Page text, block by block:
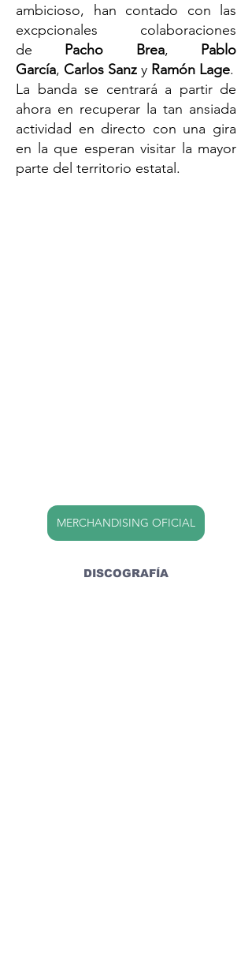
ambicioso, han contado con las
excpcionales colaboraciones
de Pacho Brea, Pablo
García, Carlos Sanz y Ramón Lage.
La banda se centrará a partir de
ahora en recuperar la tan ansiada
actividad en directo con una gira
en la que esperan visitar la mayor
parte del territorio estatal.
MERCHANDISING OFICIAL
DISCOGRAFÍA